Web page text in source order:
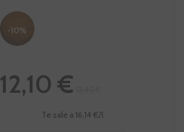
-10%
12,10 €
Te sale a 16,14 €/l